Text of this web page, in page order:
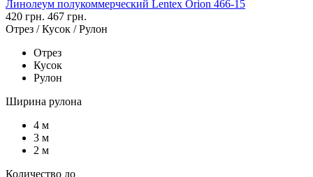
Линолеум полукоммерческий Lentex Orion 466-15
420 грн. 467 грн.
Отрез / Кусок / Рулон
Отрез
Кусок
Рулон
Ширина рулона
4 м
3 м
2 м
Количество до